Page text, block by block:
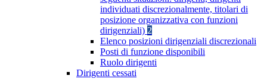
individuati discrezionalmente, titolari di
posizione organizzativa con funzioni
dirigenziali) 2
Elenco posizioni dirigenziali discrezionali
Posti di funzione disponibili
Ruolo dirigenti
Dirigenti cessati